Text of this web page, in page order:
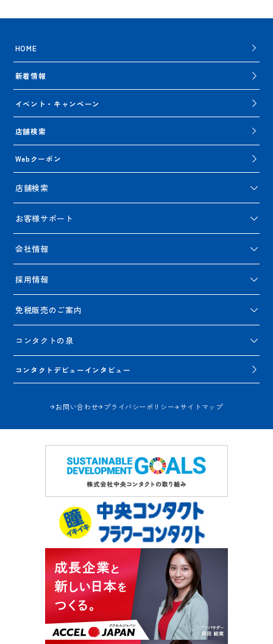
HOME
新着情報
イベント・キャンペーン
店舗検索
Webクーポン
店舗検索
お客様サポート
会社情報
採用情報
免税販売のご案内
コンタクトの泉
コンタクトデビューインタビュー
お問い合わせ プライバシーポリシー サイトマップ